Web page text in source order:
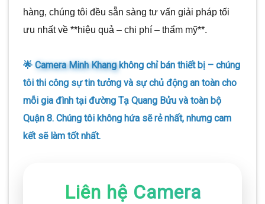
hàng, chúng tôi đều sẵn sàng tư vấn giải pháp tối
ưu nhất về **hiệu quả – chi phí – thẩm mỹ**.
🌟 Camera Minh Khangkhông chỉ bán thiết bị – chúng
tôi thi công sự tin tưởng và sự chủ động an toàn cho
mỗi gia đình tại đường Tạ Quang Bửu và toàn bộ
Quận 8. Chúng tôi không hứa sẽ rẻ nhất, nhưng cam
kết sẽ làm tốt nhất.
Liên hệ Camera